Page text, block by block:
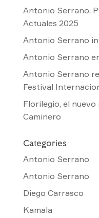
Antonio Serrano,
Actuales 2025
Antonio Serrano
Antonio Serrano
Antonio Serrano
Festival
Florilegio, el
Caminero
Categories
Antonio Serrano
Antonio Serrano
Diego Carrasco
Kamala